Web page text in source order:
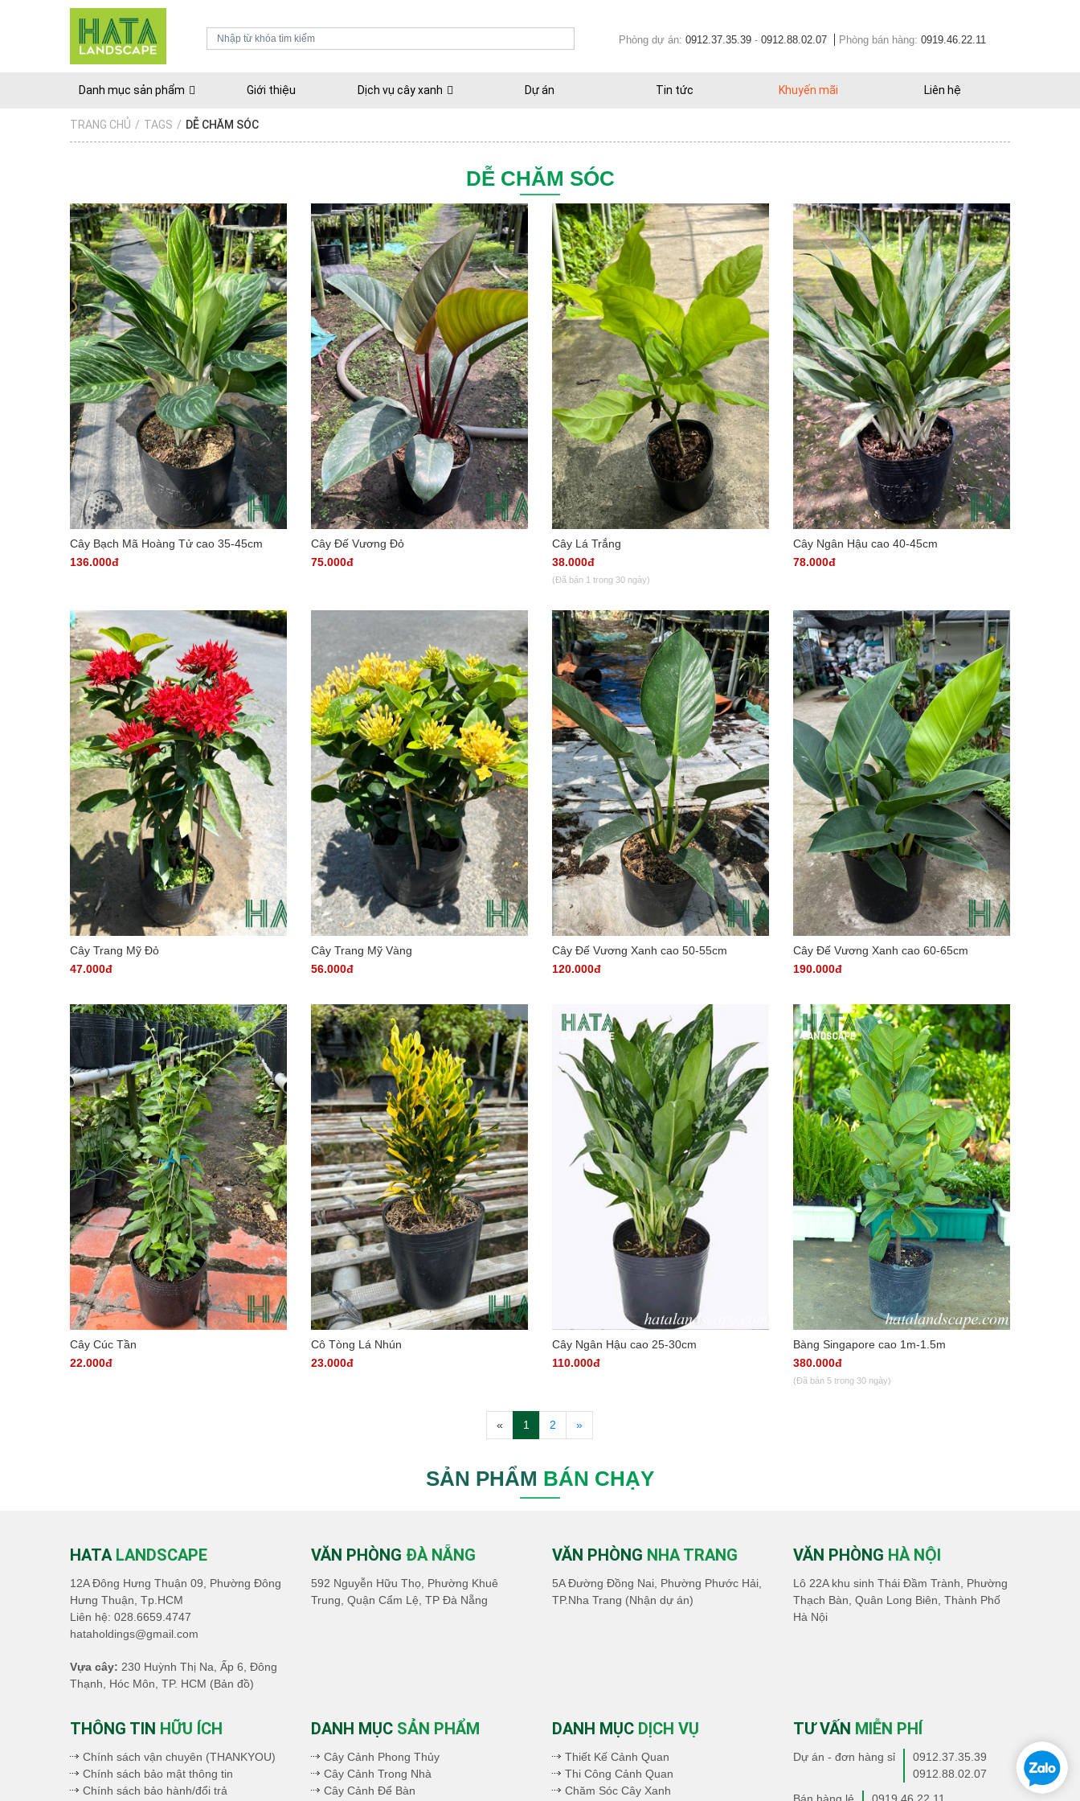
Phòng dự án: 0912.37.35.39 - 0912.88.02.07 Phòng bán hàng: 0919.46.22.11
Danh mục sản phẩm Giới thiệu Dịch vụ cây xanh Dự án Tin tức Khuyến mãi Liên hệ
TRANG CHỦ / TAGS / DỄ CHĂM SÓC
DỄ CHĂM SÓC
Cây Bạch Mã Hoàng Tử cao 35-45cm
136.000đ
Cây Đế Vương Đỏ
75.000đ
Cây Lá Trắng
38.000đ
(Đã bán 1 trong 30 ngày)
Cây Ngân Hậu cao 40-45cm
78.000đ
Cây Trang Mỹ Đỏ
47.000đ
Cây Trang Mỹ Vàng
56.000đ
Cây Đế Vương Xanh cao 50-55cm
120.000đ
Cây Đế Vương Xanh cao 60-65cm
190.000đ
Cây Cúc Tần
22.000đ
Cô Tòng Lá Nhún
23.000đ
Cây Ngân Hậu cao 25-30cm
110.000đ
Bàng Singapore cao 1m-1.5m
380.000đ
(Đã bán 5 trong 30 ngày)
« 1 2 »
SẢN PHẨM BÁN CHẠY
HATA LANDSCAPE
12A Đông Hưng Thuận 09, Phường Đông
Hưng Thuận, Tp.HCM
Liên hệ: 028.6659.4747
hataholdings@gmail.com
Vựa cây: 230 Huỳnh Thị Na, Ấp 6, Đông
Thạnh, Hóc Môn, TP. HCM (Bản đồ)
VĂN PHÒNG ĐÀ NẴNG
592 Nguyễn Hữu Thọ, Phường Khuê
Trung, Quận Cẩm Lệ, TP Đà Nẵng
VĂN PHÒNG NHA TRANG
5A Đường Đồng Nai, Phường Phước Hải,
TP.Nha Trang (Nhận dự án)
VĂN PHÒNG HÀ NỘI
Lô 22A khu sinh Thái Đầm Trành, Phường
Thạch Bàn, Quân Long Biên, Thành Phố
Hà Nội
THÔNG TIN HỮU ÍCH
Chính sách vận chuyên (THANKYOU)
Chính sách bảo mật thông tin
Chính sách bảo hành/đổi trả
DANH MỤC SẢN PHẨM
Cây Cảnh Phong Thủy
Cây Cảnh Trong Nhà
Cây Cảnh Để Bàn
DANH MỤC DỊCH VỤ
Thiết Kế Cảnh Quan
Thi Công Cảnh Quan
Chăm Sóc Cây Xanh
TƯ VẤN MIỄN PHÍ
Dự án - đơn hàng sỉ
0912.37.35.39
0912.88.02.07
Bán hàng lẻ
0919.46.22.11